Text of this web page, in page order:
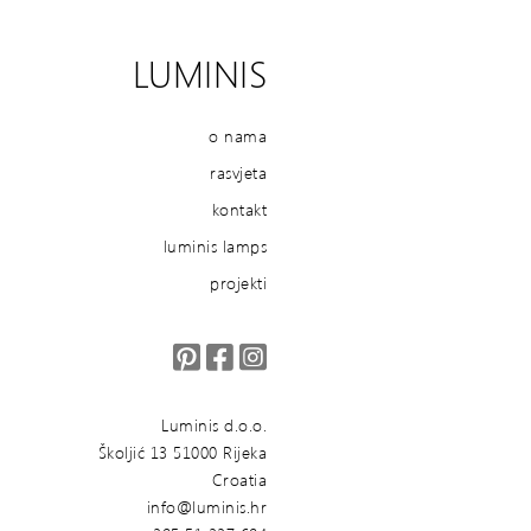
LUMINIS
o nama
rasvjeta
kontakt
luminis lamps
projekti
Luminis d.o.o.
Školjić 13 51000 Rijeka
Croatia
info@luminis.hr